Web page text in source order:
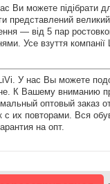
Ви можете підібрати
великий
— від 5 пар
Усе взуття
У нас Вы можете
К Вашему вниманию
оптовый заказ
их повторами. Вся
на опт.